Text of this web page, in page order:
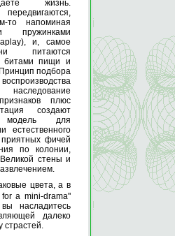
жизнь.
то напоминая
пружинками
и, самое
питаются
битами пищи и
подбора
плюс
создают
модель для
естественного
фичей
по колонии,
стены и
цвета, а в
a mini-drama"
насладитесь
далеко
страстей.